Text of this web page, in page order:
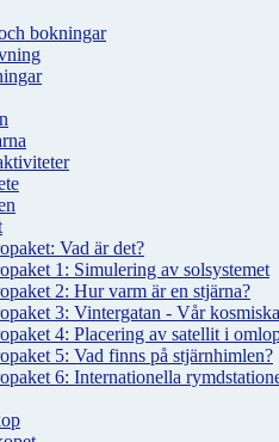
bokningar
Vad är det?
1: Simulering av solsystemet
2: Hur varm är en stjärna?
3: Vintergatan - Vår
4: Placering av satellit i
5: Vad finns på stjärnhimlen?
6: Internationella